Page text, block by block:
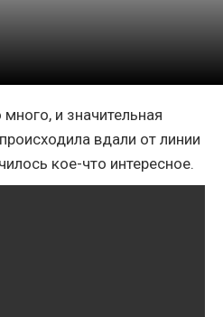
и значительная
вдали от линии
кое-что интересное.